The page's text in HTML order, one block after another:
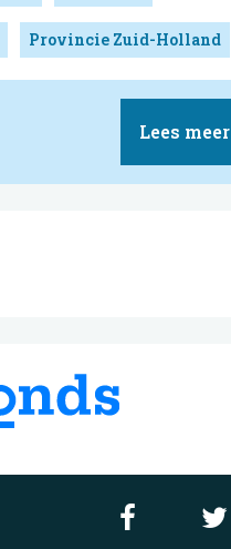
Provincie Zuid-Holland
Lees meer